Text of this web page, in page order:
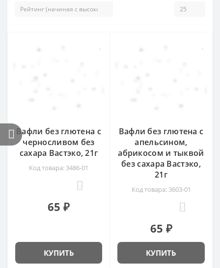
Вафли без глютена с
черносливом без
сахара Вастэко, 21г
Код товара: 3486-01
65 ₽
КУПИТЬ
Вафли без глютена с
апельсином,
абрикосом и тыквой
без сахара Вастэко,
21г
Код товара: 3603-01
65 ₽
КУПИТЬ